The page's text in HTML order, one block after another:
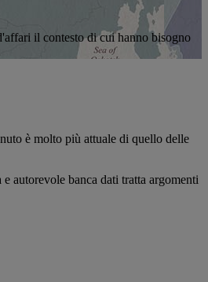
il contesto di cui hanno bisogno
è molto più attuale di quello delle
autorevole banca dati tratta argomenti